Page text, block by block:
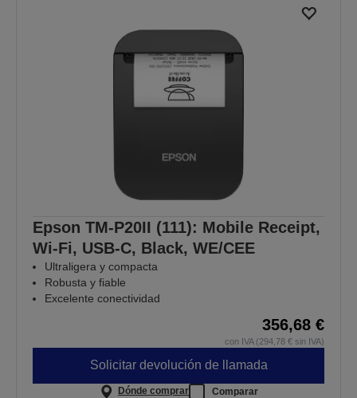
Epson TM-P20II (111): Mobile Receipt,
Wi-Fi, USB-C, Black, WE/CEE
Ultraligera y compacta
Robusta y fiable
Excelente conectividad
356,68 €
con IVA (294,78 € sin IVA)
Solicitar devolución de llamada
Dónde comprar Comparar